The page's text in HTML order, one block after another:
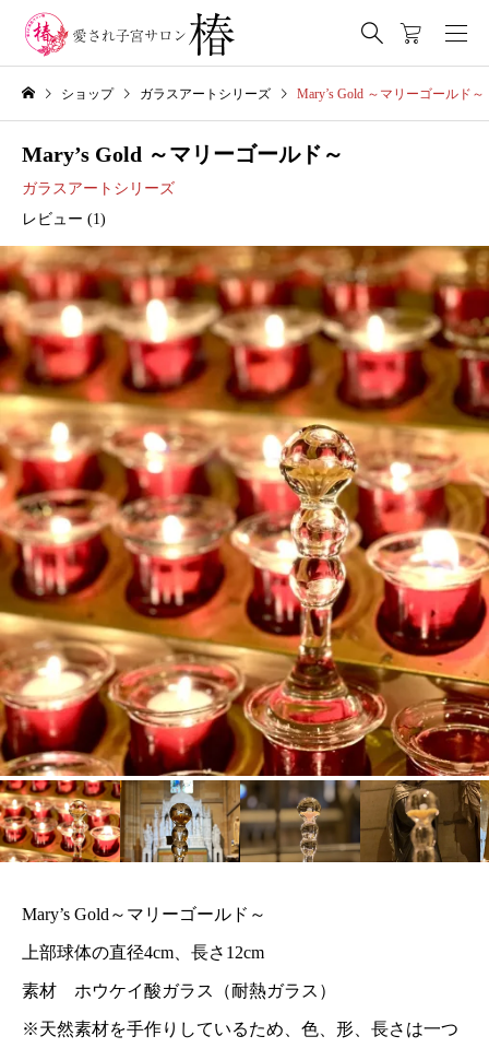
ショップ ガラスアートシリーズ Mary’s Gold ～マリーゴールド～
Mary’s Gold ～マリーゴールド～
ガラスアートシリーズ
レビュー (1)
Mary’s Gold～マリーゴールド～
上部球体の直径4cm、長さ12cm
素材 ホウケイ酸ガラス（耐熱ガラス）
※天然素材を手作りしているため、色、形、長さは一つ